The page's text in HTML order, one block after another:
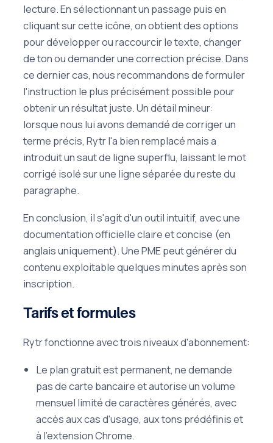
lecture. En sélectionnant un passage puis en
cliquant sur cette icône, on obtient des options
pour développer ou raccourcir le texte, changer
de ton ou demander une correction précise. Dans
ce dernier cas, nous recommandons de formuler
l'instruction le plus précisément possible pour
obtenir un résultat juste. Un détail mineur:
lorsque nous lui avons demandé de corriger un
terme précis, Rytr l'a bien remplacé mais a
introduit un saut de ligne superflu, laissant le mot
corrigé isolé sur une ligne séparée du reste du
paragraphe.
En conclusion, il s'agit d'un outil intuitif, avec une
documentation officielle claire et concise (en
anglais uniquement). Une PME peut générer du
contenu exploitable quelques minutes après son
inscription.
Tarifs et formules
Rytr fonctionne avec trois niveaux d'abonnement:
Le plan gratuit est permanent, ne demande
pas de carte bancaire et autorise un volume
mensuel limité de caractères générés, avec
accès aux cas d'usage, aux tons prédéfinis et
à l'extension Chrome.